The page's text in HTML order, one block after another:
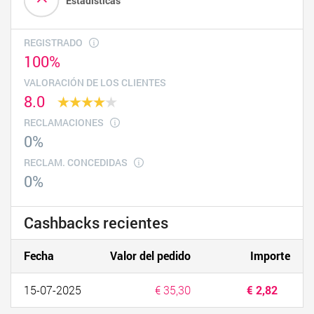
REGISTRADO
100%
VALORACIÓN DE LOS CLIENTES
8.0
RECLAMACIONES
0%
RECLAM. CONCEDIDAS
0%
Cashbacks recientes
Fecha Valor del pedido Importe
15-07-2025 € 35,30 € 2,82